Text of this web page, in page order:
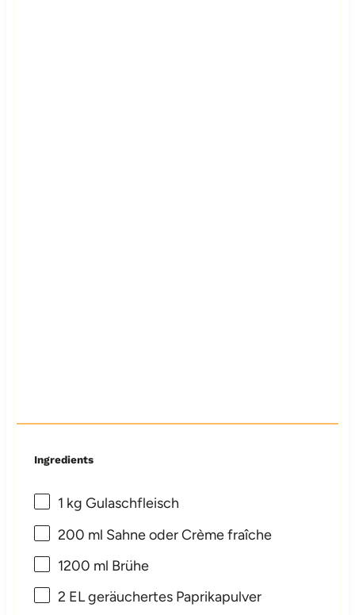
Ingredients
1 kg Gulaschfleisch
200 ml Sahne oder Crème fraîche
1200 ml Brühe
2 EL geräuchertes Paprikapulver